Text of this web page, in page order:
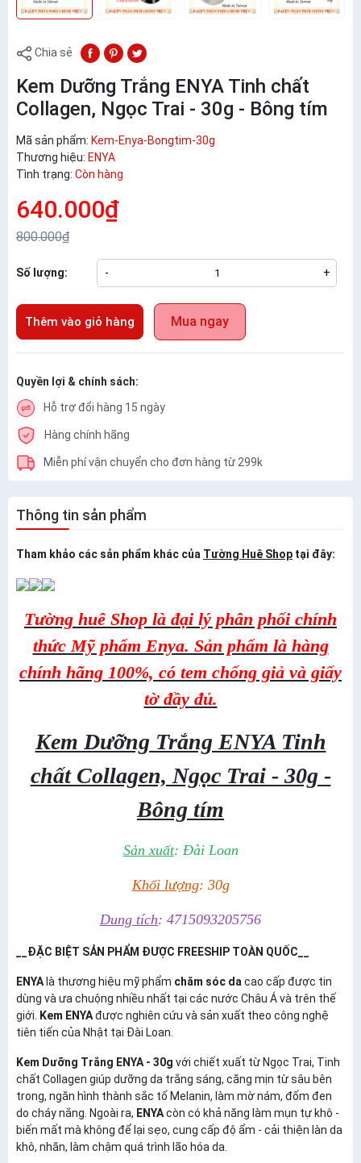
Chia sẻ
Kem Dưỡng Trắng ENYA Tinh chất
Collagen, Ngọc Trai - 30g - Bông tím
Mã sản phẩm: Kem-Enya-Bongtim-30g
Thương hiệu: ENYA
Tình trạng: Còn hàng
640.000₫
800.000₫
Số lượng: - +
Thêm vào giỏ hàng Mua ngay
Quyền lợi & chính sách:
Hỗ trợ đổi hàng 15 ngày
Hàng chính hãng
Miễn phí vận chuyển cho đơn hàng từ 299k
Thông tin sản phẩm
Tham khảo các sản phẩm khác của Tường Huê Shop tại đây:
Tường huê Shop là đại lý phân phối chính
thức Mỹ phẩm Enya. Sản phẩm là hàng
chính hãng 100%, có tem chống giả và giấy
tờ đầy đủ.
Kem Dưỡng Trắng ENYA Tinh
chất Collagen, Ngọc Trai - 30g -
Bông tím
Sản xuất: Đài Loan
Khối lượng: 30g
Dung tích: 4715093205756
__ĐẶC BIỆT SẢN PHẨM ĐƯỢC FREESHIP TOÀN QUỐC__
ENYAlà thương hiệu mỹ phẩm chăm sóc da cao cấp được tin
dùng và ưa chuộng nhiều nhất tại các nước Châu Á và trên thế
giới. Kem ENYAđược nghiên cứu và sản xuất theo công nghệ
tiên tiến của Nhật tại Đài Loan.
Kem Dưỡng Trắng ENYA - 30g với chiết xuất từ Ngọc Trai, Tinh
chất Collagen giúp dưỡng da trắng sáng, căng mịn từ sâu bên
trong, ngăn hình thành sắc tố Melanin, làm mờ nám, đốm đen
do cháy nắng. Ngoài ra, ENYAcòn có khả năng làm mụn tự khô -
biến mất mà không để lại sẹo, cung cấp độ ẩm - cải thiện làn da
khô, nhăn, làm chậm quá trình lão hóa da.